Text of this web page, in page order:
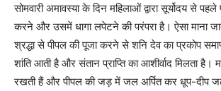
सोमवारी अमावस्या के दिन महिलाओं द्वारा सूर्योदय से
करने और उसमें धागा लपेटने की परंपरा है। ऐसा माना
श्रद्धा से पीपल की पूजा करने से शनि देव का प्रकोप
शांति आती है और संतान प्राप्ति का आशीर्वाद मिलता है।
रखती हैं और पीपल की जड़ में जल अर्पित कर धूप-दीप